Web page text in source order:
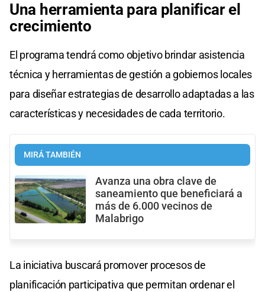
Una herramienta para planificar el
crecimiento
El programa tendrá como objetivo brindar asistencia
técnica y herramientas de gestión a gobiernos locales
para diseñar estrategias de desarrollo adaptadas a las
características y necesidades de cada territorio.
MIRÁ TAMBIÉN
Avanza una obra clave de
saneamiento que beneficiará a
más de 6.000 vecinos de
Malabrigo
La iniciativa buscará promover procesos de
planificación participativa que permitan ordenar el